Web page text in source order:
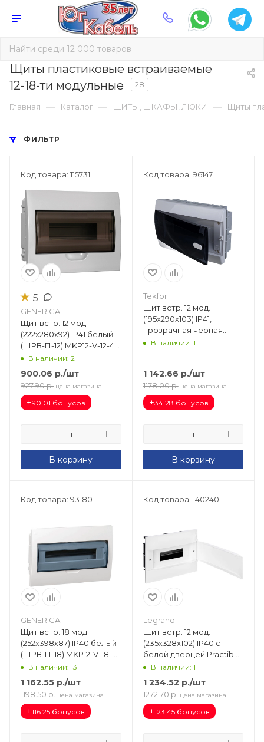
Щиты пластиковые встраиваемые
12-18-ти модульные
28
Главная — Каталог — ЩИТЫ, ШКАФЫ, ЛЮКИ — Щиты
ФИЛЬТР
Код товара: 115731
★ 5 1
GENERICA
Щит встр. 12 мод.
(222х280х92) IP41 белый
(ЩРВ-П-12) MKP12-V-12-41-
G В наличии: 2
900.06 р./шт
927.90 р. цена магазина
+90.01 бонусов
В корзину
Код товара: 96147
Tekfor
Щит встр. 12 мод.
(195х290х103) IP41,
прозрачная черная
дверца CVK 40-12-1
В наличии: 1
1 142.66 р./шт
1178.00 р. цена магазина
+34.28 бонусов
В корзину
Код товара: 93180
GENERICA
Щит встр. 18 мод.
(252х398х87) IP40 белый
(ЩРВ-П-18) MKP12-V-18-
41-GВ наличии: 13
1 162.55 р./шт
1198.50 р. цена магазина
+116.25 бонусов
Код товара: 140240
Legrand
Щит встр. 12 мод.
(235х328х102) IP40 с
белой дверцей Practibox
S 135541
В наличии: 1
1 234.52 р./шт
1272.70 р. цена магазина
+123.45 бонусов